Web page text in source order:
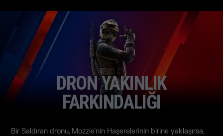
DRON YAKINLIK
FARKINDALIĞI
Bir Saldıran dronu, Mozzie’nin Haşerelerinin birine yaklaşırsa,